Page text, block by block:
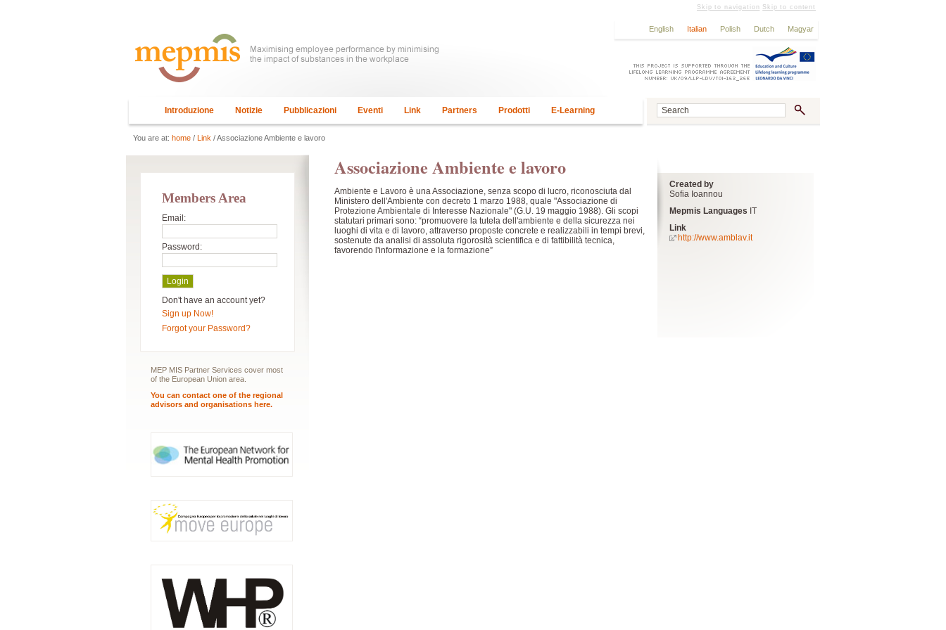
Skip to navigation Skip to content
English Italian Polish Dutch Magyar
Introduzione Notizie Pubblicazioni Eventi Link Partners Prodotti E-Learning
You are at: home / Link / Associazione Ambiente e lavoro
Associazione Ambiente e lavoro
Ambiente e Lavoro è una Associazione, senza scopo di lucro, riconosciuta dal
Ministero dell'Ambiente con decreto 1 marzo 1988, quale "Associazione di
Protezione Ambientale di Interesse Nazionale" (G.U. 19 maggio 1988). Gli scopi
statutari primari sono: “promuovere la tutela dell'ambiente e della sicurezza nei
luoghi di vita e di lavoro, attraverso proposte concrete e realizzabili in tempi brevi,
sostenute da analisi di assoluta rigorosità scientifica e di fattibilità tecnica,
favorendo l'informazione e la formazione”
Created by
Sofia Ioannou
Mepmis Languages IT
Link
http://www.amblav.it
Members Area
Email:
Password:
Don't have an account yet?
Sign up Now!
Forgot your Password?
MEP MIS Partner Services cover most
of the European Union area.
You can contact one of the regional
advisors and organisations here.